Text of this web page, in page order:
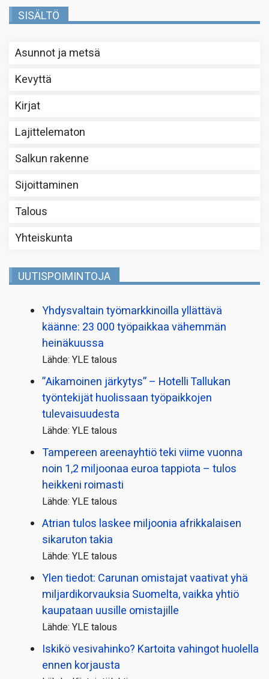
SISÄLTÖ
Asunnot ja metsä
Kevyttä
Kirjat
Lajittelematon
Salkun rakenne
Sijoittaminen
Talous
Yhteiskunta
UUTISPOIMINTOJA
Yhdysvaltain työmarkkinoilla yllättävä
käänne: 23 000 työpaikkaa vähemmän
heinäkuussa
Lähde: YLE talous
”Aikamoinen järkytys” – Hotelli Tallukan
työntekijät huolissaan työpaikkojen
tulevaisuudesta
Lähde: YLE talous
Tampereen areenayhtiö teki viime vuonna
noin 1,2 miljoonaa euroa tappiota – tulos
heikkeni roimasti
Lähde: YLE talous
Atrian tulos laskee miljoonia afrikkalaisen
sikaruton takia
Lähde: YLE talous
Ylen tiedot: Carunan omistajat vaativat yhä
miljardi­korvauksia Suomelta, vaikka yhtiö
kaupataan uusille omistajille
Lähde: YLE talous
Iskikö vesivahinko? Kartoita vahingot huolella
ennen korjausta